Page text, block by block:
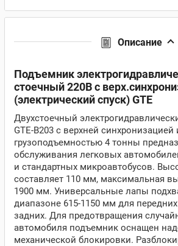
Описание
Подъемник
стоечный 220В с
(электрический спуск) GTE
Двухстоечный
GTE-B203 с верхней синхронизацией
грузоподъемностью 4 тонны
обслуживания легковых
и стандартных микроавтобусов.
составляет 110 мм, максимальная
1900 мм. Универсальные лапы
диапазоне 615-1150 мм для
задних. Для предотвращения
автомобиля подъемник оснащен
механической блокировки.